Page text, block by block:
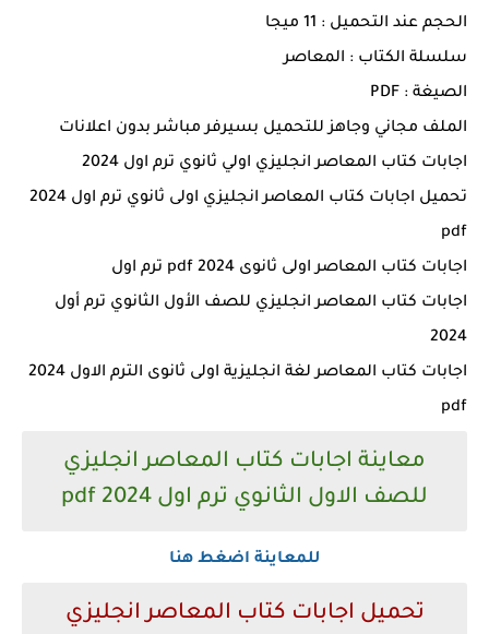
الحجم عند التحميل : 11 ميجا
سلسلة الكتاب : المعاصر
الصيغة : PDF
الملف مجاني وجاهز للتحميل بسيرفر مباشر بدون اعلانات
اجابات كتاب المعاصر انجليزي اولي ثانوي ترم اول 2024
تحميل اجابات كتاب المعاصر انجليزي اولى ثانوي ترم اول 2024
pdf
اجابات كتاب المعاصر اولى ثانوى 2024 pdf ترم اول
اجابات كتاب المعاصر انجليزي للصف الأول الثانوي ترم أول
2024
اجابات كتاب المعاصر لغة انجليزية اولى ثانوى الترم الاول 2024
pdf
معاينة اجابات كتاب المعاصر انجليزي
للصف الاول الثانوي ترم اول 2024 pdf
للمعاينة اضغط هنا
تحميل اجابات كتاب المعاصر انجليزي